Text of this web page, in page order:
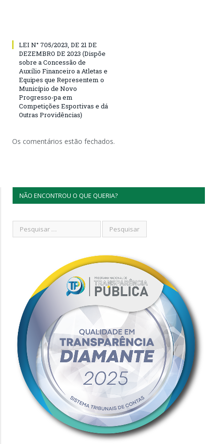
LEI N° 705/2023, DE 21 DE
DEZEMBRO DE 2023 (Dispõe
sobre a Concessão de
Auxílio Financeiro a Atletas e
Equipes que Representem o
Município de Novo
Progresso-pa em
Competições Esportivas e dá
Outras Providências)
Os comentários estão fechados.
NÃO ENCONTROU O QUE QUERIA?